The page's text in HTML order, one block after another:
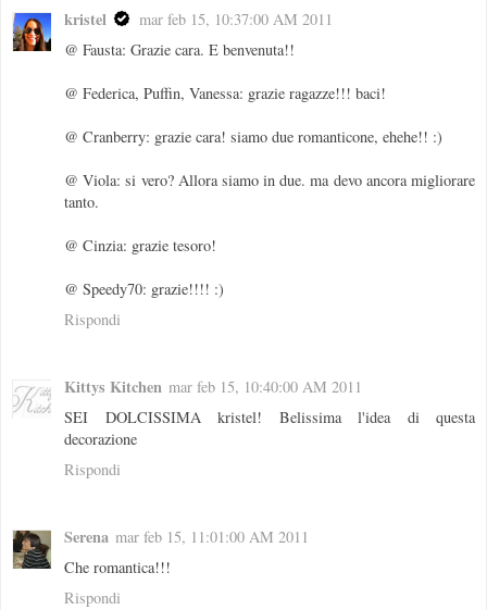
kristel
mar feb 15, 10:37:00 AM 2011
@ Fausta: Grazie cara. E benvenuta!!
@ Federica, Puffin, Vanessa: grazie ragazze!!! baci!
@ Cranberry: grazie cara! siamo due romanticone, ehehe!! :)
@ Viola: si vero? Allora siamo in due. ma devo ancora migliorare
tanto.
@ Cinzia: grazie tesoro!
@ Speedy70: grazie!!!! :)
Rispondi
Kittys Kitchen mar feb 15, 10:40:00 AM 2011
SEI DOLCISSIMA kristel! Belissima l'idea di questa
decorazione
Rispondi
Serena mar feb 15, 11:01:00 AM 2011
Che romantica!!!
Rispondi